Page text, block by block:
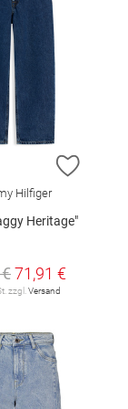
HINZUFÜGEN
ZUR
Hilfiger
Heritage"
71,91 €
zzgl. Versand